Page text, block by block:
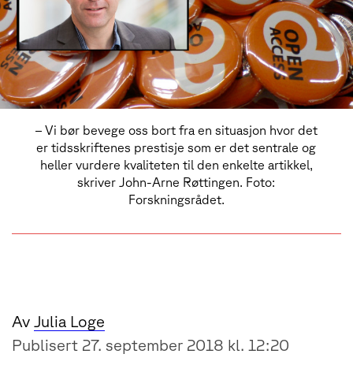
– Vi bør bevege oss bort fra en situasjon hvor det
er tidsskriftenes prestisje som er det sentrale og
heller vurdere kvaliteten til den enkelte artikkel,
skriver John-Arne Røttingen. Foto:
Forskningsrådet.
Av Julia Loge
Publisert 27. september 2018 kl. 12:20